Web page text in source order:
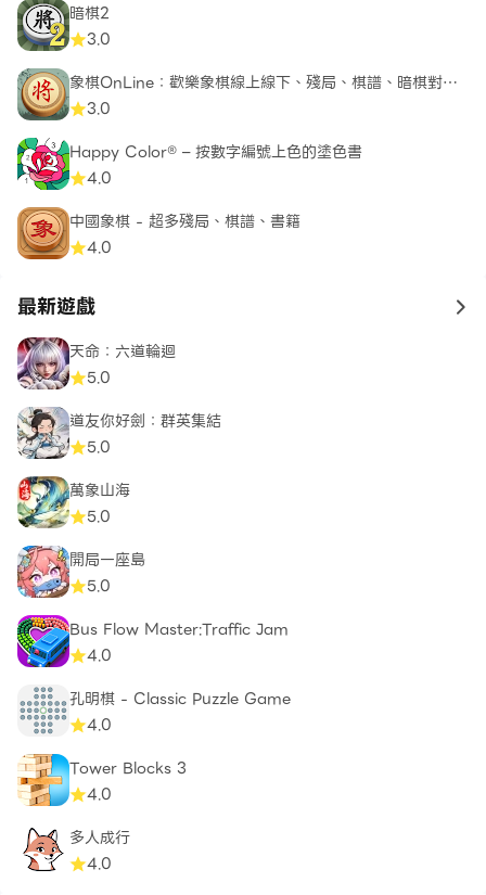
暗棋2
3.0
象棋OnLine：歡樂象棋線上線下、殘局、棋譜、暗棋對戰
遊戲3.0
Happy Color® – 按數字編號上色的塗色書
4.0
中國象棋 - 超多殘局、棋譜、書籍
4.0
最新遊戲 to
天命：六道輪迴
5.0
道友你好劍：群英集結
5.0
萬象山海
5.0
開局一座島
5.0
Bus Flow Master:Traffic Jam
4.0
孔明棋 - Classic Puzzle Game
4.0
Tower Blocks 3
4.0
多人成行
4.0